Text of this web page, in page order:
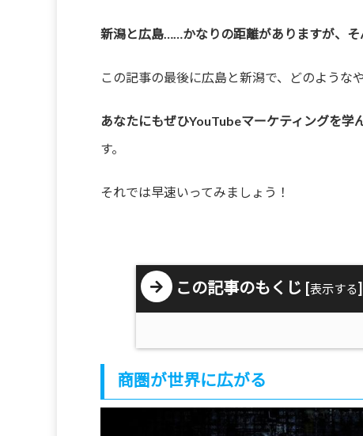
新潟と広島……かなりの距離がありますが、そ
この記事の最後に広島と新潟で、どのような
あなたにもぜひYouTubeマーケティングを学
す。
それでは早速いってみましょう！
この記事のもくじ [表示する]
商圏が世界に広がる